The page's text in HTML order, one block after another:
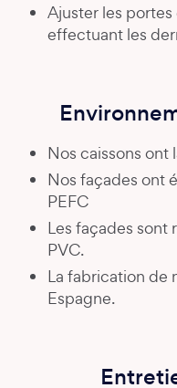
Ajuster les portes
effectuant les
Nos caissons ont
Nos façades ont
PEFC
Les façades sont
PVC.
La fabrication de
Espagne.